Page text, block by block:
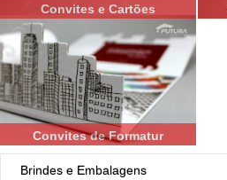
Convites e Cartões
Convites de Formatur
Brindes e Embalagens